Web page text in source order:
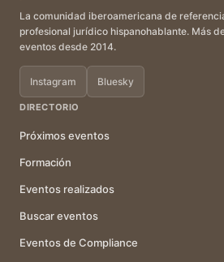
La comunidad iberoamericana de
profesional jurídico hispanohablante. Más
eventos desde 2014.
Instagram Bluesky
DIRECTORIO
Próximos eventos
Formación
Eventos realizados
Buscar eventos
Eventos de Compliance